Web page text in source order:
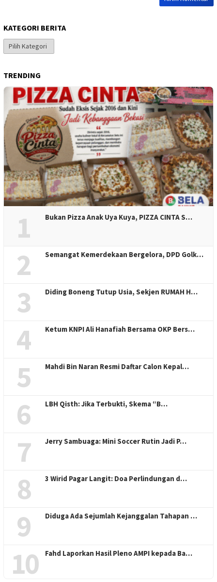
KATEGORI BERITA
Kategori
Berita
TRENDING
1 Bukan Pizza Anak Uya Kuya, PIZZA CINTA S…
2 Semangat Kemerdekaan Bergelora, DPD Golk…
3 Diding Boneng Tutup Usia, Sekjen RUMAH H…
4 Ketum KNPI Ali Hanafiah Bersama OKP Bers…
5 Mahdi Bin Naran Resmi Daftar Calon Kepal…
6 LBH Qisth: Jika Terbukti, Skema “B…
7 Jerry Sambuaga: Mini Soccer Rutin Jadi P…
8 3 Wirid Pagar Langit: Doa Perlindungan d…
9 Diduga Ada Sejumlah Kejanggalan Tahapan …
10 Fahd Laporkan Hasil Pleno AMPI kepada Ba…